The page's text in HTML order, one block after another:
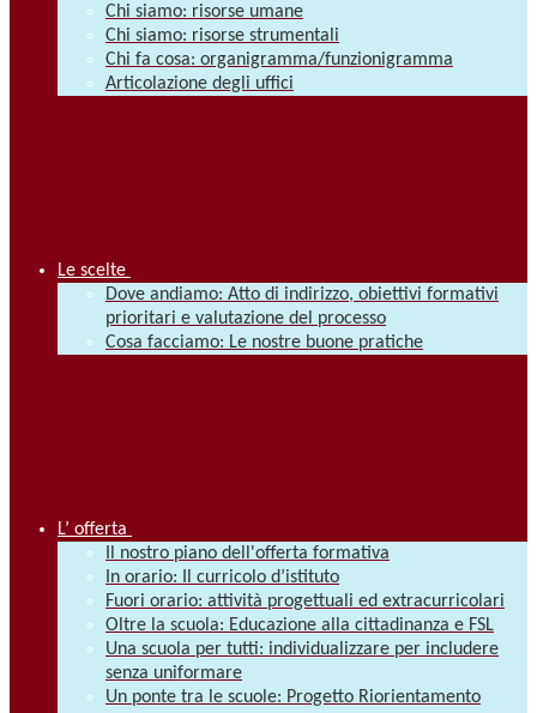
Chi siamo: risorse umane
Chi siamo: risorse strumentali
Chi fa cosa: organigramma/funzionigramma
Articolazione degli uffici
Le scelte
Dove andiamo: Atto di indirizzo, obiettivi formativi
prioritari e valutazione del processo
Cosa facciamo: Le nostre buone pratiche
L’ offerta
Il nostro piano dell'offerta formativa
In orario: Il curricolo d’istituto
Fuori orario: attività progettuali ed extracurricolari
Oltre la scuola: Educazione alla cittadinanza e FSL
Una scuola per tutti: individualizzare per includere
senza uniformare
Un ponte tra le scuole: Progetto Riorientamento